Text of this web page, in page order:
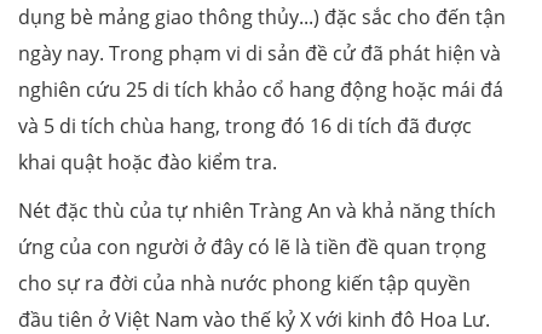
dụng bè mảng giao thông thủy...) đặc sắc cho đến tận
ngày nay. Trong phạm vi di sản đề cử đã phát hiện và
nghiên cứu 25 di tích khảo cổ hang động hoặc mái đá
và 5 di tích chùa hang, trong đó 16 di tích đã được
khai quật hoặc đào kiểm tra.
Nét đặc thù của tự nhiên Tràng An và khả năng thích
ứng của con người ở đây có lẽ là tiền đề quan trọng
cho sự ra đời của nhà nước phong kiến tập quyền
đầu tiên ở Việt Nam vào thế kỷ X với kinh đô Hoa Lư.